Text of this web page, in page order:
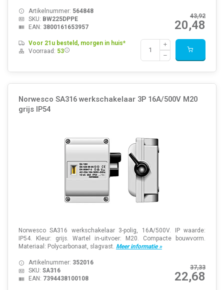
43,92
20,48
Artikelnummer: 564848
SKU: BW225DPPE
EAN: 3800161653957
Voor 21u besteld, morgen in huis*
Voorraad: 53
Norwesco SA316 werkschakelaar 3P 16A/500V M20
grijs IP54
Norwesco SA316 werkschakelaar 3-polig, 16A/500V. IP waarde:
IP54. Kleur: grijs. Wartel in-uitvoer: M20. Compacte bouwvorm.
Materiaal: Polycarbonaat, slagvast. Meer informatie »
37,33
22,68
Artikelnummer: 352016
SKU: SA316
EAN: 7394438100108